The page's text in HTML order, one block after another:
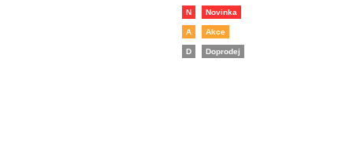
N Novinka
A Akce
D Doprodej